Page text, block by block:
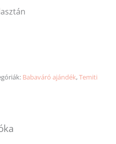
Babaváró ajándék,Temiti